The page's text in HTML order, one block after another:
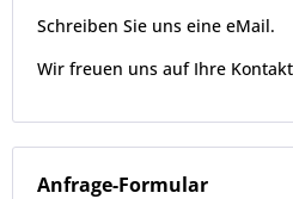
Schreiben Sie uns eine eMail.
Wir freuen uns auf Ihre
Anfrage-Formular